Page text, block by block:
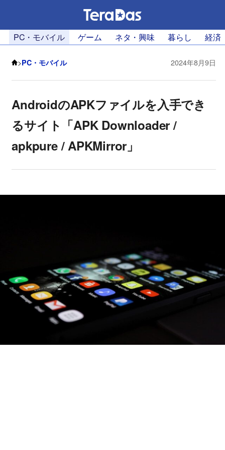
PC・モバイル ゲーム ネタ・興味 暮らし 経済
>PC・モバイル 2024年8月9日
AndroidのAPKファイルを入手でき
るサイト「APK Downloader /
apkpure / APKMirror」